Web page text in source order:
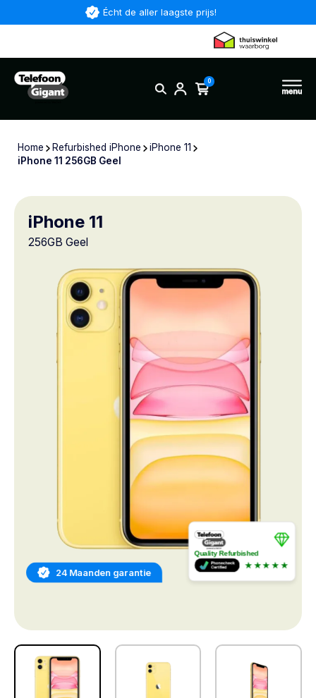
Écht de aller laagste prijs!
0
Home Refurbished iPhone
iPhone 11
iPhone 11 256GB Geel
24 Maanden garantie
iPhone 11
256GB Geel
Quality Refurbished
★★★★★